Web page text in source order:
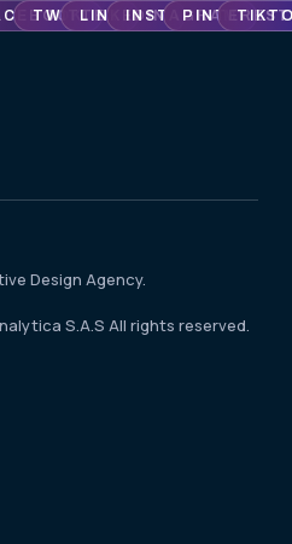
TWITTERLINKEDININSTAGRAMPINTEREST
Design Agency.
S.A.S All rights reserved.